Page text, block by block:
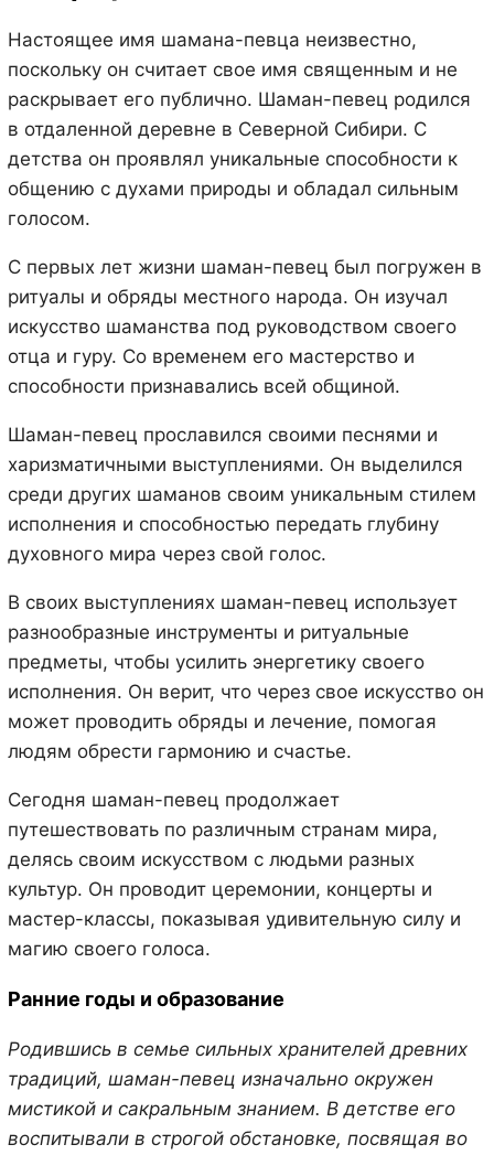
Настоящее имя шамана-певца неизвестно,
поскольку он считает свое имя священным и не
раскрывает его публично. Шаман-певец родился
в отдаленной деревне в Северной Сибири. С
детства он проявлял уникальные способности к
общению с духами природы и обладал сильным
голосом.
С первых лет жизни шаман-певец был погружен в
ритуалы и обряды местного народа. Он изучал
искусство шаманства под руководством своего
отца и гуру. Со временем его мастерство и
способности признавались всей общиной.
Шаман-певец прославился своими песнями и
харизматичными выступлениями. Он выделился
среди других шаманов своим уникальным стилем
исполнения и способностью передать глубину
духовного мира через свой голос.
В своих выступлениях шаман-певец использует
разнообразные инструменты и ритуальные
предметы, чтобы усилить энергетику своего
исполнения. Он верит, что через свое искусство он
может проводить обряды и лечение, помогая
людям обрести гармонию и счастье.
Сегодня шаман-певец продолжает
путешествовать по различным странам мира,
делясь своим искусством с людьми разных
культур. Он проводит церемонии, концерты и
мастер-классы, показывая удивительную силу и
магию своего голоса.
Ранние годы и образование
Родившись в семье сильных хранителей древних
традиций, шаман-певец изначально окружен
мистикой и сакральным знанием. В детстве его
воспитывали в строгой обстановке, посвящая во